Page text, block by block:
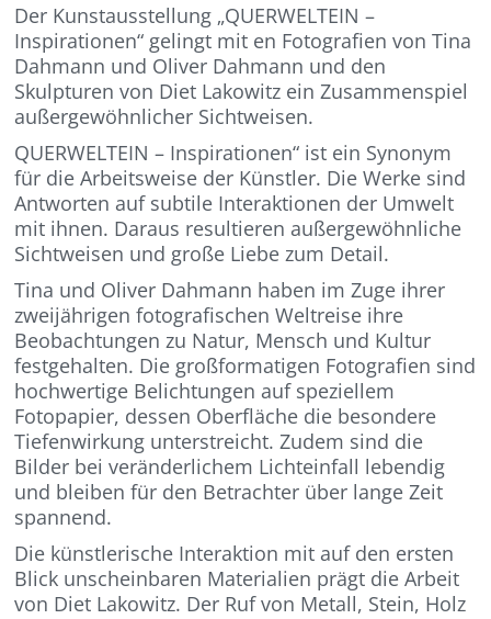
Der Kunstausstellung „QUERWELTEIN –
Inspirationen“ gelingt mit en Fotografien von Tina
Dahmann und Oliver Dahmann und den
Skulpturen von Diet Lakowitz ein Zusammenspiel
außergewöhnlicher Sichtweisen.
QUERWELTEIN – Inspirationen“ ist ein Synonym
für die Arbeitsweise der Künstler. Die Werke sind
Antworten auf subtile Interaktionen der Umwelt
mit ihnen. Daraus resultieren außergewöhnliche
Sichtweisen und große Liebe zum Detail.
Tina und Oliver Dahmann haben im Zuge ihrer
zweijährigen fotografischen Weltreise ihre
Beobachtungen zu Natur, Mensch und Kultur
festgehalten. Die großformatigen Fotografien sind
hochwertige Belichtungen auf speziellem
Fotopapier, dessen Oberfläche die besondere
Tiefenwirkung unterstreicht. Zudem sind die
Bilder bei veränderlichem Lichteinfall lebendig
und bleiben für den Betrachter über lange Zeit
spannend.
Die künstlerische Interaktion mit auf den ersten
Blick unscheinbaren Materialien prägt die Arbeit
von Diet Lakowitz. Der Ruf von Metall, Stein, Holz